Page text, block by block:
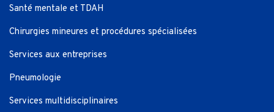
Santé mentale et TDAH
Chirurgies mineures et procédures spécialisées
Services aux entreprises
Pneumologie
Services multidisciplinaires